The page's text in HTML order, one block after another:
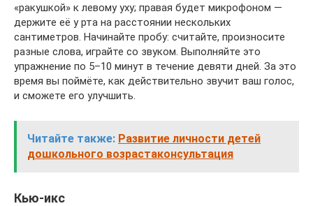
«ракушкой» к левому уху; правая будет микрофоном —
держите её у рта на расстоянии нескольких
сантиметров. Начинайте пробу: считайте, произносите
разные слова, играйте со звуком. Выполняйте это
упражнение по 5–10 минут в течение девяти дней. За это
время вы поймёте, как действительно звучит ваш голос,
и сможете его улучшить.
Читайте также: Развитие личности детей
дошкольного возрастаконсультация
Кью-икс